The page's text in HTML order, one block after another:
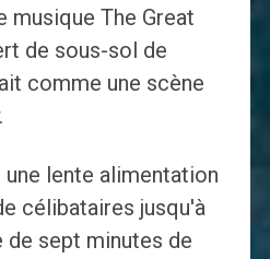
musique The Great
de sous-sol de
comme une scène
lente alimentation
célibataires jusqu'à
sept minutes de